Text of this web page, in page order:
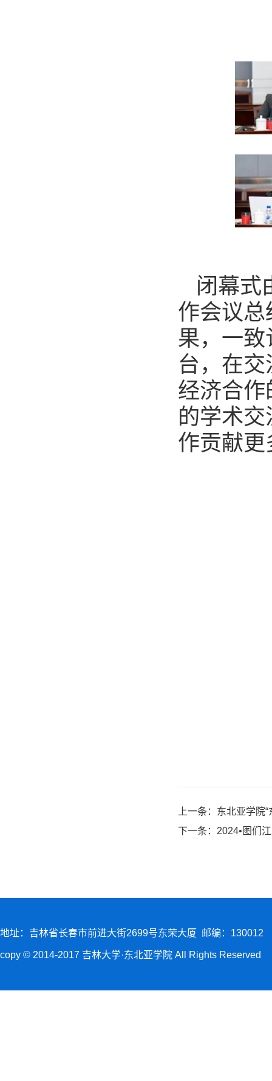
闭幕式
作会议
果，一
台，在
经济合
的学术
作贡献
上一条： 东北亚学院
下一条： 2024•图们
地址：吉林省长春市前进大街2699号东荣大厦 邮编：130012
copy © 2014-2017 吉林大学·东北亚学院 All Rights Reserved